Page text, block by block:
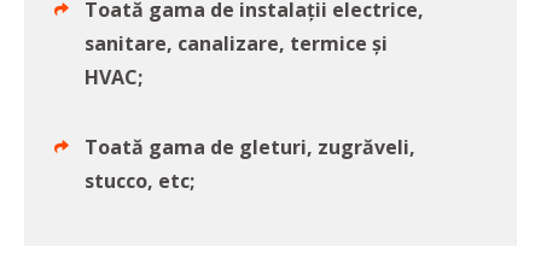
Toată gama de instalații electrice,
sanitare, canalizare, termice și
HVAC;
Toată gama de gleturi, zugrăveli,
stucco, etc;